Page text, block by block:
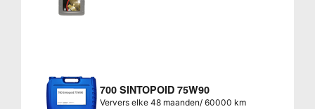
700 SINTOPOID 75W90
Ververs elke 48 maanden/ 60000 km